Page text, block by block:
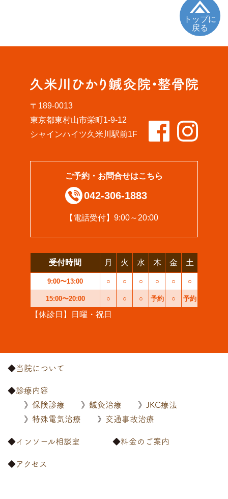
トップに
戻る
〒189-0013
東京都東村山市栄町1-9-12
シャインハイツ久米川駅前1F
ご予約・お問合せはこちら
042-306-1883
【電話受付】9:00～20:00
受付時間 月 火 水 木 金 土
9:00〜13:00 ○ ○ ○ ○ ○ ○
15:00〜20:00 ○ ○ ○ 予約 ○ 予約
【休診日】日曜・祝日
当院について
診療内容
保険診療
鍼灸治療
JKC療法
特殊電気治療
交通事故治療
インソール相談室 料金のご案内
アクセス